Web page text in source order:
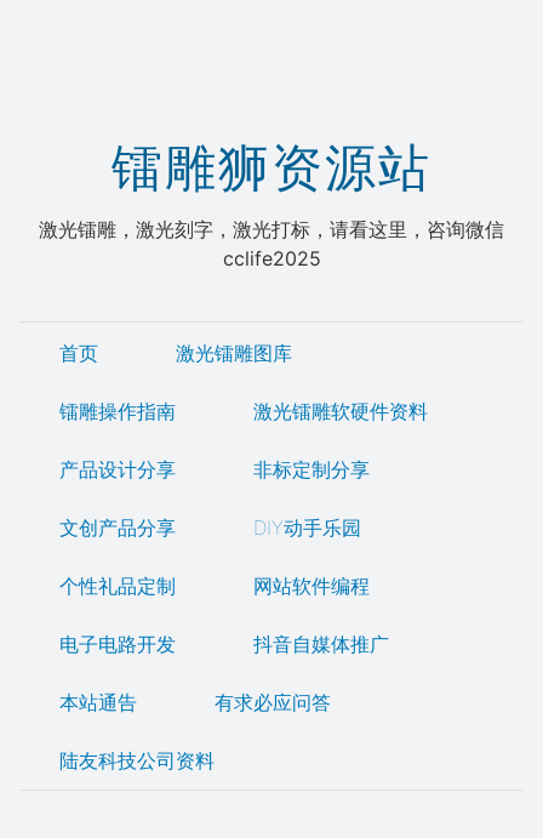
镭雕狮资源站
激光镭雕，激光刻字，激光打标，请看这里，咨询微信
cclife2025
首页 激光镭雕图库
镭雕操作指南 激光镭雕软硬件资料
产品设计分享 非标定制分享
文创产品分享 DIY动手乐园
个性礼品定制 网站软件编程
电子电路开发 抖音自媒体推广
本站通告 有求必应问答
陆友科技公司资料